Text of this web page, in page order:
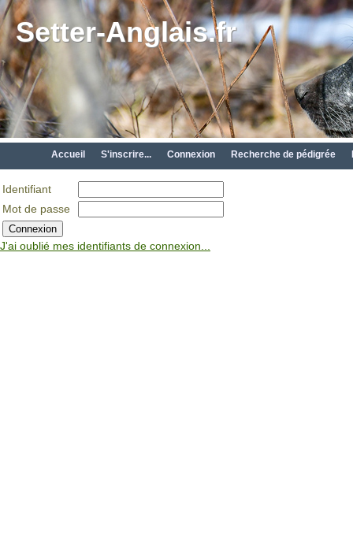
Setter-Anglais.fr
Accueil S'inscrire... Connexion Recherche de pédigrée
Identifiant
Mot de passe
J'ai oublié mes identifiants de connexion...